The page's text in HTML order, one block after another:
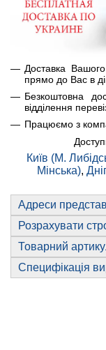
Доставка
прямо до Вас в
Безкоштовна
відділення
Працюємо з
Київ (М.
Мінська),
Адреси
Розрахувати
Товарний
Специфікація